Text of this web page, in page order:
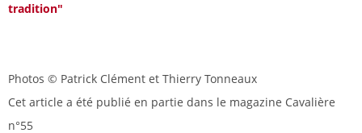
tradition"
Photos © Patrick Clément et Thierry Tonneaux
Cet article a été publié en partie dans le magazine Cavalière
n°55